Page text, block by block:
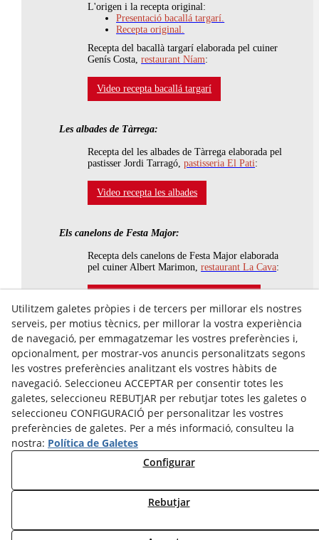
L'origen i la recepta original:
Presentació bacallá targarí.
Recepta original.
Recepta del bacallà targarí elaborada pel cuiner
Genís Costa,restaurant Níam:
Video recepta bacallá targarí
Les albades de Tàrrega:
Recepta del les albades de Tàrrega elaborada pel
pastisser Jordi Tarragó,pastisseria El Pati:
Video recepta les albades
Els canelons de Festa Major:
Recepta dels canelons de Festa Major elaborada
pel cuiner Albert Marimon,restaurant La Cava:
Avís Legal
Política Cookies
Política de Privacitat
Utilitzem galetes pròpies i de tercers per millorar els nostres
serveis, per motius tècnics, per millorar la vostra experiència
de navegació, per emmagatzemar les vostres preferències i,
opcionalment, per mostrar-vos anuncis personalitzats segons
les vostres preferències analitzant els vostres hàbits de
navegació. Seleccioneu ACCEPTAR per consentir totes les
galetes, seleccioneu REBUTJAR per rebutjar totes les galetes o
seleccioneu CONFIGURACIÓ per personalitzar les vostres
preferències de galetes. Per a més informació, consulteu la
nostra: Política de Galetes
Configurar
Rebutjar